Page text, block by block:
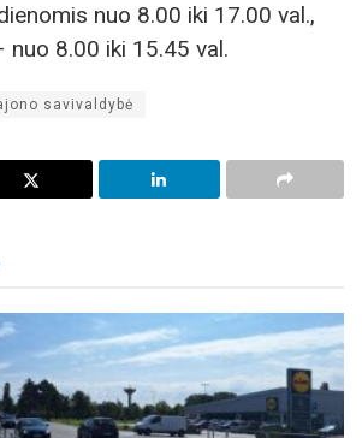
nuo 8.00 iki 17.00 val.,
nuo 8.00 iki 15.45 val.
savivaldybė